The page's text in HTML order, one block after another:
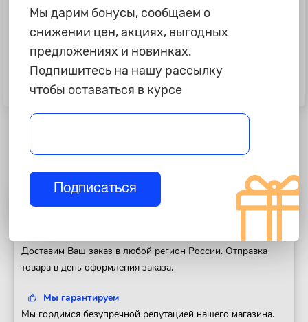
1 165 ₽
Лист шумоизоляции Бипласт 5К,
1,0х0,75 м
1 795 ₽
с клеевым слоем
Полезная информация
Доставим Ваш заказ в любой регион России. Отправка
товара в день оформления заказа.
Мы гарантируем
Мы гордимся безупречной репутацией нашего магазина.
Мы дарим бонусы, сообщаем о
снижении цен, акциях, выгодных
предложениях и новинках.
Подпишитесь на нашу рассылку
чтобы оставаться в курсе
Подписаться